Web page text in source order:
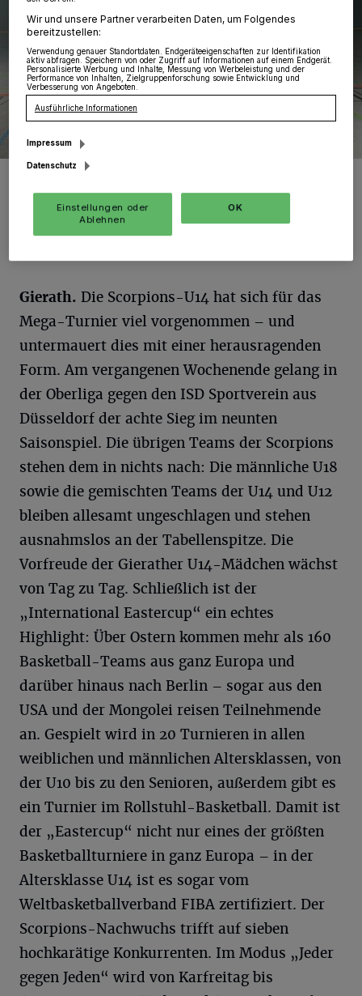
Scorpions U14
Foto: Rafaneli
Gierath. Die Scorpions-U14 hat sich für das
Mega-Turnier viel vorgenommen – und
untermauert dies mit einer herausragenden
Form. Am vergangenen Wochenende gelang in
der Oberliga gegen den ISD Sportverein aus
Düsseldorf der achte Sieg im neunten
Saisonspiel. Die übrigen Teams der Scorpions
stehen dem in nichts nach: Die männliche U18
sowie die gemischten Teams der U14 und U12
bleiben allesamt ungeschlagen und stehen
ausnahmslos an der Tabellenspitze. Die
Vorfreude der Gierather U14-Mädchen wächst
von Tag zu Tag. Schließlich ist der
„International Eastercup“ ein echtes
Highlight: Über Ostern kommen mehr als 160
Basketball-Teams aus ganz Europa und
darüber hinaus nach Berlin – sogar aus den
USA und der Mongolei reisen Teilnehmende
an. Gespielt wird in 20 Turnieren in allen
weiblichen und männlichen Altersklassen, von
der U10 bis zu den Senioren, außerdem gibt es
ein Turnier im Rollstuhl-Basketball. Damit ist
der „Eastercup“ nicht nur eines der größten
Basketballturniere in ganz Europa – in der
Altersklasse U14 ist es sogar vom
Weltbasketballverband FIBA zertifiziert. Der
Scorpions-Nachwuchs trifft auf sieben
hochkarätige Konkurrenten. Im Modus „Jeder
gegen Jeden“ wird von Karfreitag bis
Wir und unsere Partner verarbeiten Daten, um Folgendes
bereitzustellen:
Verwendung genauer Standortdaten. Endgeräteeigenschaften zur Identifikation
aktiv abfragen. Speichern von oder Zugriff auf Informationen auf einem Endgerät.
Personalisierte Werbung und Inhalte, Messung von Werbeleistung und der
Performance von Inhalten, Zielgruppenforschung sowie Entwicklung und
Verbesserung von Angeboten.
Ausführliche Informationen
Impressum
Datenschutz
Einstellungen oder
Ablehnen
OK